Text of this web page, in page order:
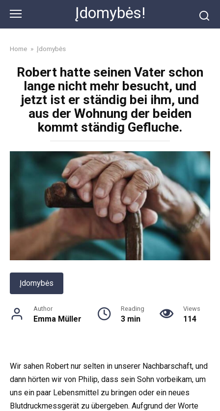
content
Įdomybės!
Home » Įdomybės
Robert hatte seinen Vater schon
lange nicht mehr besucht, und
jetzt ist er ständig bei ihm, und
aus der Wohnung der beiden
kommt ständig Gefluche.
Įdomybės
Author
Emma Müller
Reading
3 min
Views
114
Wir sahen Robert nur selten in unserer Nachbarschaft, und
dann hörten wir von Philip, dass sein Sohn vorbeikam, um
uns ein paar Lebensmittel zu bringen oder ein neues
Blutdruckmessgerät zu übergeben. Aufgrund der Worte